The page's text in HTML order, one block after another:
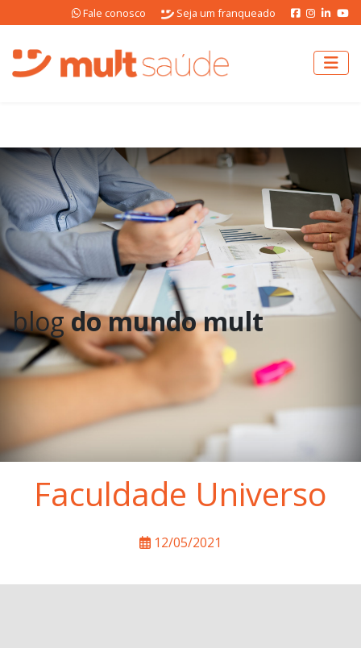
Fale conosco Seja um franqueado
blogdo mundo mult
Faculdade Universo
12/05/2021